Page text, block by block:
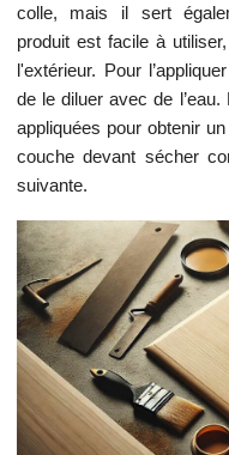
colle, mais il sert
produit est facile à
l'extérieur. Pour
de le diluer avec de
appliquées pour obtenir
couche devant sécher
suivante.